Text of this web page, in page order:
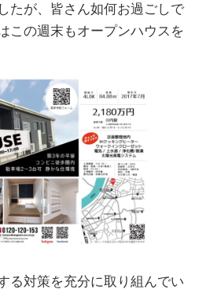
たが、皆さん如何お過ごしで
この週末もオープンハウスを
る対策を充分に取り組んでい